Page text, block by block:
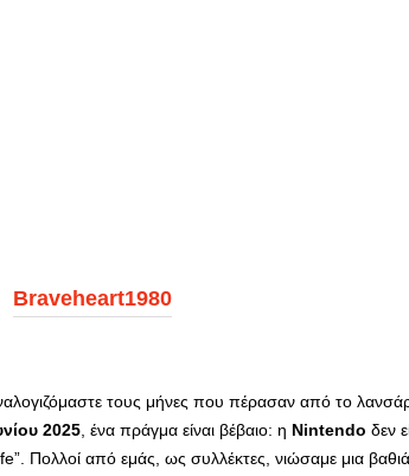
Braveheart1980
τους μήνες που πέρασαν από το
2025 , ένα πράγμα είναι βέβαιο: η Nintendo δεν
Πολλοί από εμάς, ως συλλέκτες, νιώσαμε μια